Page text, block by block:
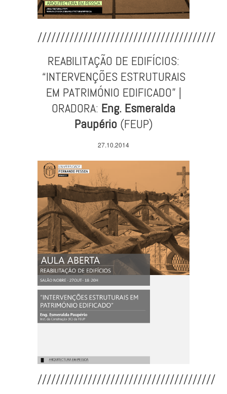
///////////////////////////////////////
REABILITAÇÃO DE EDIFÍCIOS:
“INTERVENÇÕES ESTRUTURAIS
EM PATRIMÓNIO EDIFICADO” |
ORADORA: Eng. Esmeralda
Paupério(FEUP)
27.10.2014
///////////////////////////////////////